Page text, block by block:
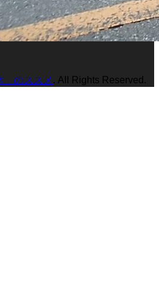
」のススメ . All Rights Reserved.